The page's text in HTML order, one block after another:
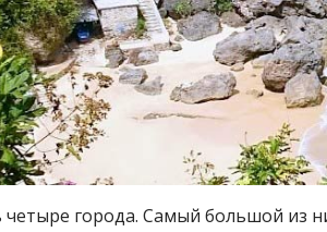
четыре города. Самый большой из